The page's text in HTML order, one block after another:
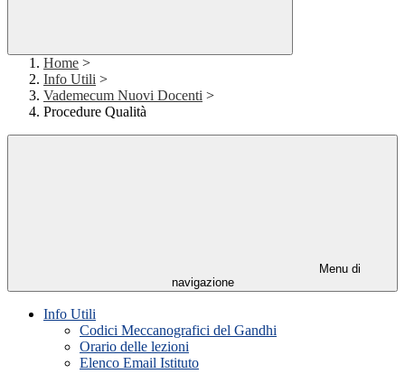
Home >
Info Utili >
Vademecum Nuovi Docenti >
Procedure Qualità
Menu di
navigazione
Info Utili
Codici Meccanografici del Gandhi
Orario delle lezioni
Elenco Email Istituto